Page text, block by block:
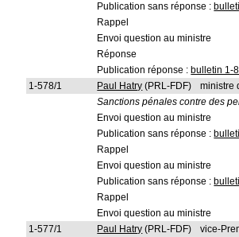
Publication sans réponse :
Rappel
Envoi question au ministre
Réponse
Publication réponse : bulletin 1-
1-578/1
Paul Hatry (PRL-FDF)
ministre
Sanctions pénales contre des
Envoi question au ministre
Publication sans réponse :
Rappel
Envoi question au ministre
Publication sans réponse :
Rappel
Envoi question au ministre
1-577/1
Paul Hatry (PRL-FDF)
vice-